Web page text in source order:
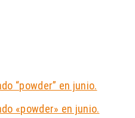
“powder” en junio.
«powder» en junio.